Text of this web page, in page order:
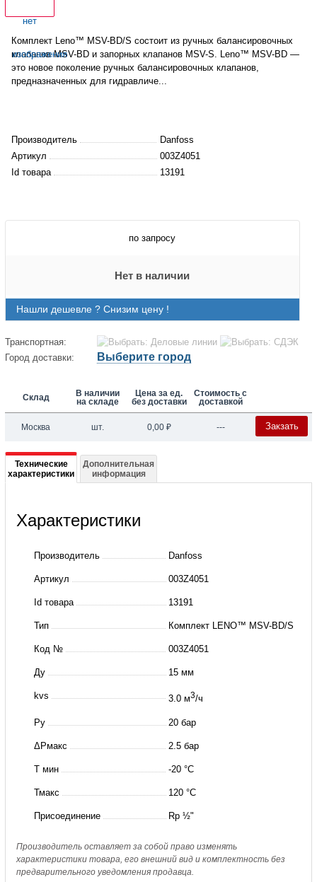
Комплект Leno™ MSV-BD/S состоит из ручных балансировочных
клапанов MSV-BD и запорных клапанов MSV-S. Leno™ MSV-BD —
это новое поколение ручных балансировочных клапанов,
предназначенных для гидравличе...
Производитель
Danfoss
Артикул
003Z4051
Id товара
13191
по запросу
Нет в наличии
Нашли дешевле ? Снизим цену !
Транспортная:
Город доставки:
Выберите город
Склад
В наличии
на складе
Цена за ед.
без доставки
Стоимость с
доставкой
Москва шт. 0,00 ₽ --- Закзать
Подробная
информация
003Z4051
MSV-
BD/-
15(пр.
класс
2862328029)
Технические
характеристики
Дополнительная
информация
Характеристики
Производитель Danfoss
Артикул 003Z4051
Id товара 13191
Тип Комплект LENO™ MSV-BD/S
Код № 003Z4051
Ду 15 мм
kvs 3.0 м3/ч
Ру 20 бар
ΔРмакс 2.5 бар
Т мин -20 °C
Тмакс 120 °C
Присоединение Rp ½"
Производитель оставляет за собой право изменять
характеристики товара, его внешний вид и комплектность без
предварительного уведомления продавца.